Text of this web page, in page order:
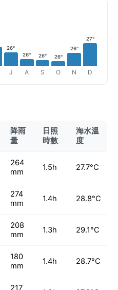
26°
J
26°
A
26°
S
26°
O
26°
N
27°
D
降雨
量
日照
時數
海水溫
度
264
mm
1.5h 27.7°C
274
mm
1.4h 28.8°C
208
mm
1.3h 29.1°C
180
mm
1.4h 28.7°C
217